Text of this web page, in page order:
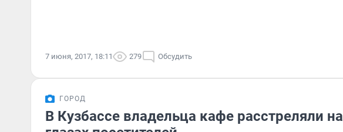
7 июня, 2017, 18:11 279 Обсудить
ГОРОД
В Кузбассе владельца кафе расстреляли на